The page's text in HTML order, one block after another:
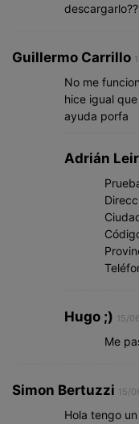
Guillermo Carrillo
No me
hice igual
ayuda porfa
Adrián
Hugo ;) 15/
Me
Simon Bertuzzi 15/
Hola tengo